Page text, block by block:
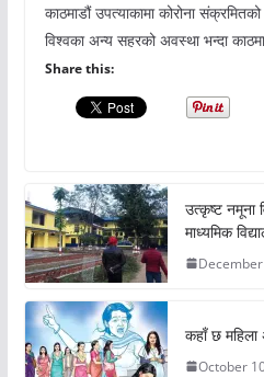
काठमाडौं उपत्याकामा कोरोना
विश्वका अन्य सहरको अवस्था भन्दा
Share this:
उत्कृष्ट नमूना
माध्यमिक
कहाँ छ महिला
October